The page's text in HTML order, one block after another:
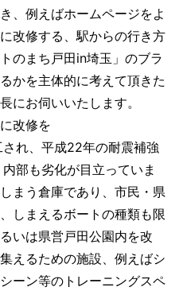
、例えばホームページをよ
改修する、駅からの行き方
のまち戸田in埼玉」のブラ
かを主体的に考えて頂きた
にお伺いいたします。
改修を
れ、平成22年の耐震補強
部も劣化が目立っていま
まう倉庫であり、市民・県
しまえるボートの種類も限
いは県営戸田公園内を改
えるための施設、例えばシ
ーン等のトレーニングスペ